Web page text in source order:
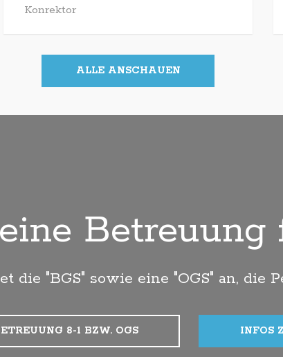
Konrektor
ALLE ANSCHAUEN
die "BGS" sowie eine "OGS" an, die
8-1 BZW. OGS INFOS